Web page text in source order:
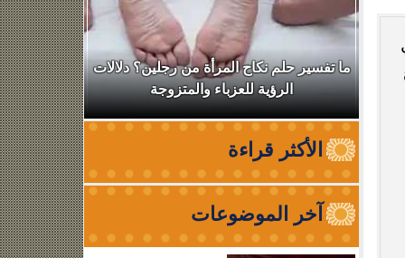
ما تفسير حلم نكاح المرأة من رجلين؟ دلالات
الرؤية للعزباء والمتزوجة
نقابة
من
الأكثر قراءة
آخر الموضوعات